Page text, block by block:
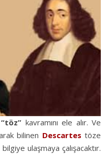
“töz” kavramını ele alır. Ve
bilinen Descartes töze
ulaşmaya çalışacaktır.